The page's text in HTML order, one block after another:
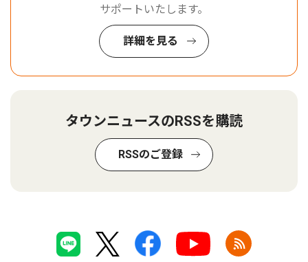
サポートいたします。
詳細を見る
タウンニュースのRSSを購読
RSSのご登録